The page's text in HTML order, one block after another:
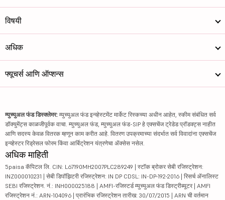
विषयी
अधिक
फ्यूचर्स आणि ऑप्शन्स
म्युच्युअल फंड डिस्क्लेमर: म्युच्युअल फंड इन्व्हेस्टमेंट मार्केट रिस्कच्या अधीन आहेत, स्कीम संबंधित सर्व
डॉक्युमेंट्स काळजीपूर्वक वाचा. म्युच्युअल फंड, म्युच्युअल फंड-SIP हे एक्सचेंज ट्रेडेड प्रॉडक्ट्स नाहीत
आणि सदस्य केवळ वितरक म्हणून काम करीत आहे. वितरण उपक्रमाच्या संदर्भात सर्व विवादांना एक्सचेंज
इन्व्हेस्टर रिड्रेसल फोरम किंवा आर्बिट्रेशन यंत्रणेचा ॲक्सेस नसेल.
अधिक माहिती
5paisa कॅपिटल लि. CIN: L67190MH2007PLC289249 | स्टॉक ब्रोकर सेबी रजिस्ट्रेशन:
INZ000010231 | सेबी डिपॉझिटरी रजिस्ट्रेशन: IN DP CDSL: IN-DP-192-2016 | रिसर्च ॲनालिस्ट
SEBI रजिस्ट्रेशन. नं.: INH000025188 | AMFI-रजिस्टर्ड म्युच्युअल फंड डिस्ट्रीब्यूटर | AMFI
रजिस्ट्रेशन नं.: ARN-104096 | प्रारंभिक रजिस्ट्रेशन तारीख: 30/07/2015 | ARN ची वर्तमान